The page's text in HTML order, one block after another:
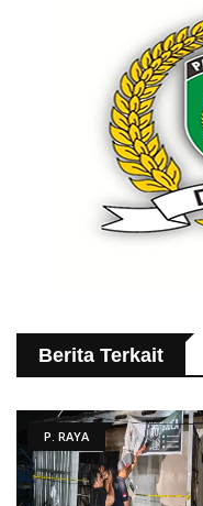
Berita Terkait
P. RAYA